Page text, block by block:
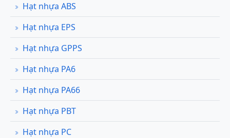
Hạt nhựa ABS
Hạt nhựa EPS
Hạt nhựa GPPS
Hạt nhựa PA6
Hạt nhựa PA66
Hạt nhựa PBT
Hạt nhựa PC